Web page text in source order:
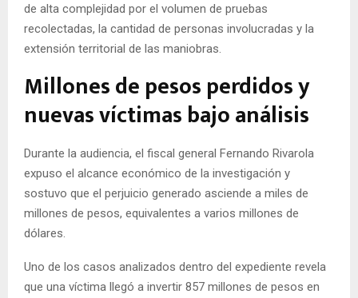
de alta complejidad por el volumen de pruebas
recolectadas, la cantidad de personas involucradas y la
extensión territorial de las maniobras.
Millones de pesos perdidos y
nuevas víctimas bajo análisis
Durante la audiencia, el fiscal general Fernando Rivarola
expuso el alcance económico de la investigación y
sostuvo que el perjuicio generado asciende a miles de
millones de pesos, equivalentes a varios millones de
dólares.
Uno de los casos analizados dentro del expediente revela
que una víctima llegó a invertir 857 millones de pesos en